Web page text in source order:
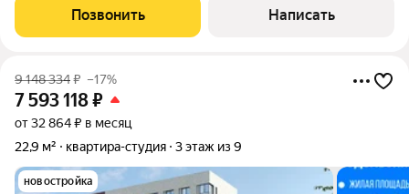
дизайнерские идеи. В жилом комплексе отличная
инфраструктура: Два детских сад, школа,
Позвонить Написать
9 148 334₽ –17%
7 593 118₽
от 32 864 ₽ в месяц
22,9 м²
квартира-студия 3 этаж из 9
новостройка